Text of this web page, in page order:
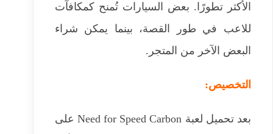
الأكثر تطورًا. بعض السيارات تُمنح كمكافآت
للاعب في طور القصة، بينما يمكن شراء
البعض الآخر من المتجر.
التخصيص:
بعد تحميل لعبة Need for Speed ​​Carbon على